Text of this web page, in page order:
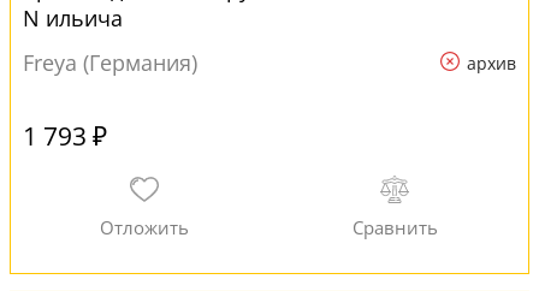
N ильича
Freya (Германия)
архив
1 793 ₽